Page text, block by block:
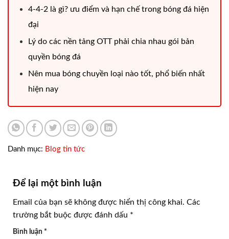
4-4-2 là gì? ưu điểm và hạn chế trong bóng đá hiện
đại
Lý do các nền tảng OTT phải chia nhau gói bản
quyền bóng đá
Nên mua bóng chuyền loại nào tốt, phổ biến nhất
hiện nay
Danh mục: Blog tin tức
Để lại một bình luận
Email của bạn sẽ không được hiển thị công khai. Các
trường bắt buộc được đánh dấu *
Bình luận *